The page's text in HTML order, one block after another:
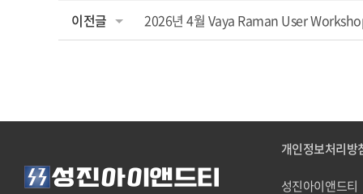
이전글 2026년 4월 Vaya Raman User
개인정보처리방
성진아이앤드티